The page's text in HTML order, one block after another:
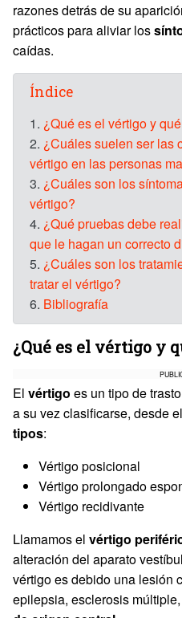
razones detrás de su
prácticos para aliviar los
caídas.
Índice
1. ¿Qué es el vértigo y
2. ¿Cuáles suelen ser las
vértigo en las personas
3. ¿Cuáles son los
vértigo?
4. ¿Qué pruebas debe
que le hagan un correcto
5. ¿Cuáles son los
tratar el vértigo?
6. Bibliografía
¿Qué es el vértigo y
El vértigo es un tipo de
a su vez clasificarse, desde
tipos:
Vértigo posicional
Vértigo prolongado
Vértigo recidivante
Llamamos el vértigo
alteración del aparato
vértigo es debido una lesión
epilepsia, esclerosis